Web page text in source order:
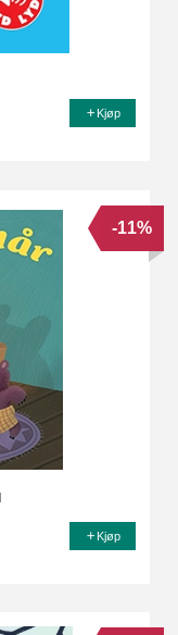
Kjøp
-11%
Kjøp